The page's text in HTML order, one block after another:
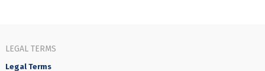
LEGAL TERMS
Legal Terms